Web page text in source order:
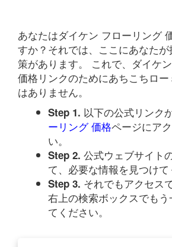
あなたはダイケン フローリング
すか？それでは、ここにあなた
策があります。 これで、ダイケ
価格リンクのためにあちこちロ
はありません。
Step 1. 以下の公式リンク
ーリング 価格ページにア
い。
Step 2. 公式ウェブサイト
て、必要な情報を見つけて
Step 3. それでもアクセス
右上の検索ボックスでも
てください。